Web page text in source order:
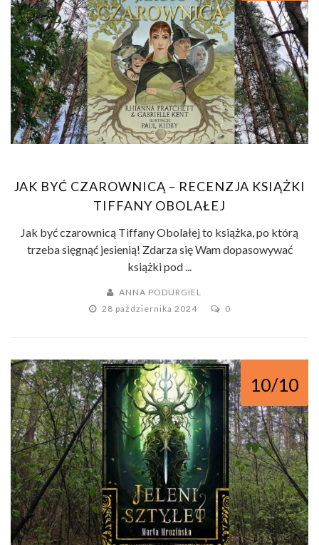
JAK BYĆ CZAROWNICĄ – RECENZJA KSIĄŻKI
TIFFANY OBOLAŁEJ
Jak być czarownicą Tiffany Obolałej to książka, po którą
trzeba sięgnąć jesienią! Zdarza się Wam dopasowywać
książki pod ...
ANNA PODURGIEL
28 października 2024
0
10/10